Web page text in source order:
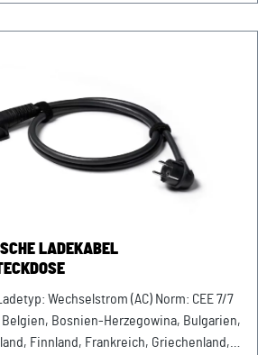
LADEKABEL
Belgien, Bosnien-Herzegowina, Bulgarien,
Finnland, Frankreich, Griechenland,